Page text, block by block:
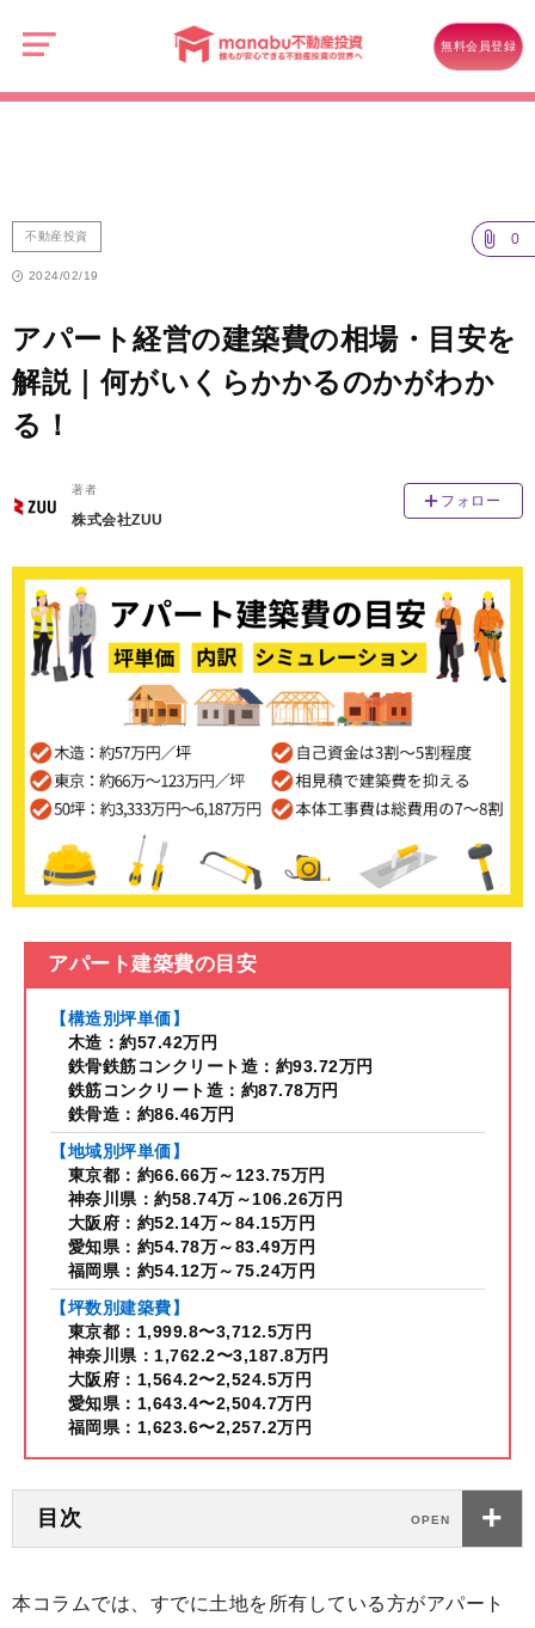
無料会員登録
アパート経営の建築費の相場・目安を解説｜何がいくらかかるのかがわ
不動産投資 0
2024/02/19
アパート経営の建築費の相場・目安を
解説｜何がいくらかかるのかがわか
る！
著者
株式会社ZUU
フォロー
アパート建築費の目安
【構造別坪単価】
木造：約57.42万円
鉄骨鉄筋コンクリート造：約93.72万円
鉄筋コンクリート造：約87.78万円
鉄骨造：約86.46万円
【地域別坪単価】
東京都：約66.66万～123.75万円
神奈川県：約58.74万～106.26万円
大阪府：約52.14万～84.15万円
愛知県：約54.78万～83.49万円
福岡県：約54.12万～75.24万円
【坪数別建築費】
東京都：1,999.8〜3,712.5万円
神奈川県：1,762.2〜3,187.8万円
大阪府：1,564.2〜2,524.5万円
愛知県：1,643.4〜2,504.7万円
福岡県：1,623.6〜2,257.2万円
目次
本コラムでは、すでに土地を所有している方がアパート